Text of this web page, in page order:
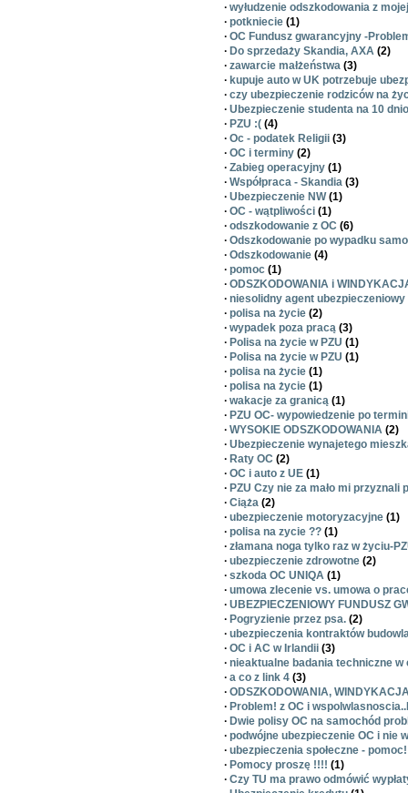
· wyłudzenie odszkodowania z
· potkniecie (1)
· OC Fundusz gwarancyjny -
· Do sprzedaży Skandia, AXA (2)
· zawarcie małżeństwa (3)
· kupuje auto w UK potrzebuje
· czy ubezpieczenie rodziców na
· Ubezpieczenie studenta na 10
· PZU :( (4)
· Oc - podatek Religii (3)
· OC i terminy (2)
· Zabieg operacyjny (1)
· Współpraca - Skandia (3)
· Ubezpieczenie NW(1)
· OC - wątpliwości (1)
· odszkodowanie z OC (6)
· Odszkodowanie po wypadku
· Odszkodowanie (4)
· pomoc (1)
· ODSZKODOWANIA i
· niesolidny agent ubezpieczeniowy
· polisa na życie (2)
· wypadek poza pracą (3)
· Polisa na życie w PZU (1)
· Polisa na życie w PZU (1)
· polisa na życie (1)
· polisa na życie (1)
· wakacje za granicą (1)
· PZU OC- wypowiedzenie po
· WYSOKIE ODSZKODOWANIA (2)
· Ubezpieczenie wynajetego
· Raty OC (2)
· OC i auto z UE (1)
· PZU Czy nie za mało mi przyznali
· Ciąża (2)
· ubezpieczenie motoryzacyjne (1)
· polisa na zycie ?? (1)
· złamana noga tylko raz w życiu-
· ubezpieczenie zdrowotne (2)
· szkoda OC UNIQA (1)
· umowa zlecenie vs. umowa o
· UBEZPIECZENIOWY FUNDUSZ
· Pogryzienie przez psa. (2)
· ubezpieczenia kontraktów
· OC i AC w Irlandii (3)
· nieaktualne badania techniczne w
· a co z link 4 (3)
· ODSZKODOWANIA,
· Problem! z OC i
· Dwie polisy OC na samochód
· podwójne ubezpieczenie OC i nie
· ubezpieczenia społeczne -
· Pomocy proszę !!!! (1)
· Czy TU ma prawo odmówić